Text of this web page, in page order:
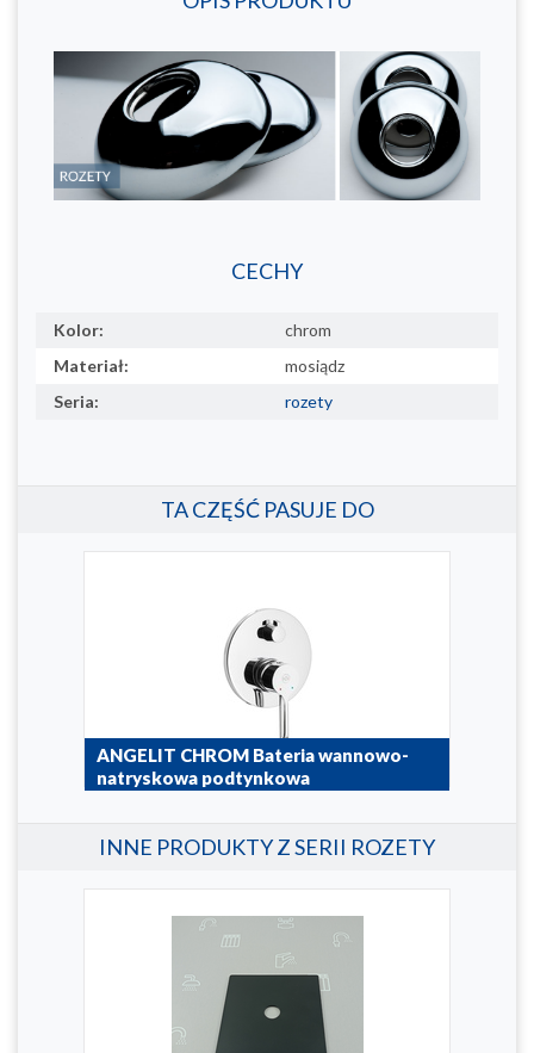
CECHY
Kolor:
chrom
Materiał:
mosiądz
Seria:
rozety
TA CZĘŚĆ PASUJE DO
ANGELIT CHROM Bateria wannowo-
natryskowa podtynkowa
4729-410-00
INNE PRODUKTY Z SERII ROZETY